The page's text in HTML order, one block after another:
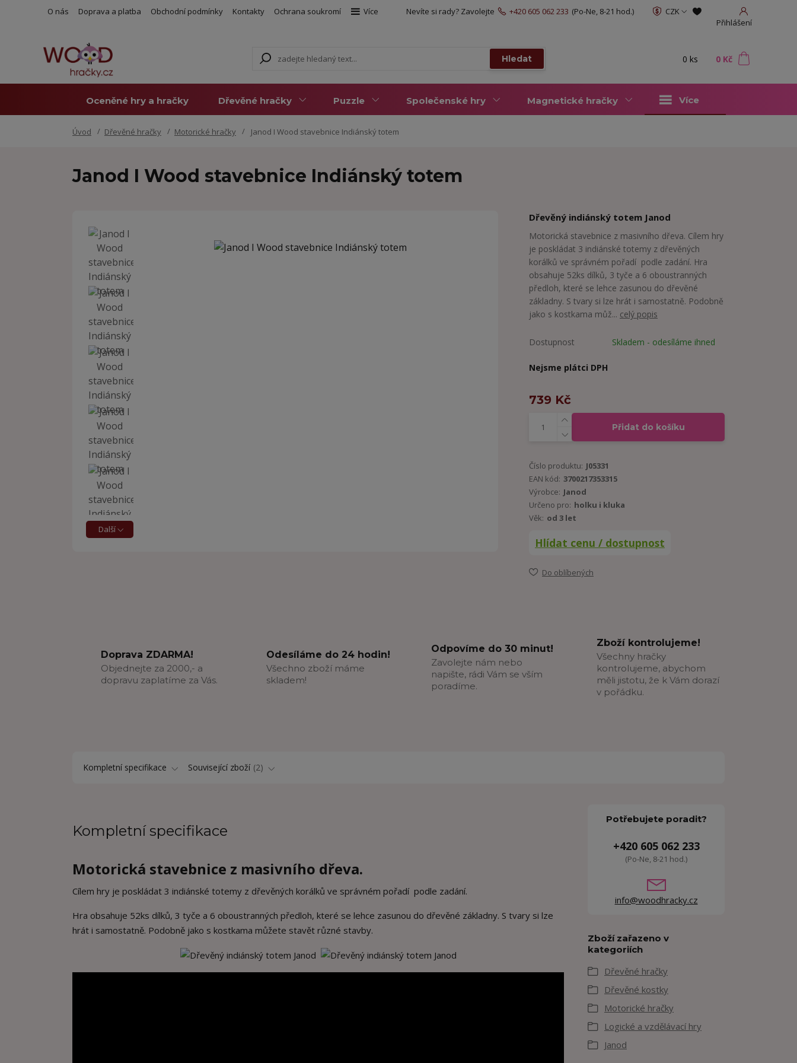
O nás Doprava a platba Obchodní podmínky Kontakty Ochrana soukromí Více
CZK
Přihlášení
Hledat
Nevíte si rady? Zavolejte +420 605 062 233 (Po-Ne, 8-21 hod.)
0 ks 0 Kč
Oceněné hry a hračky Dřevěné hračky Puzzle Společenské hry Magnetické hračky Více
Úvod Dřevěné hračky Motorické hračky Janod I Wood stavebnice Indiánský totem
Janod I Wood stavebnice Indiánský totem
Další
Dřevěný indiánský totem Janod
Motorická stavebnice z masivního dřeva. Cílem hry
je poskládat 3 indiánské totemy z dřevěných
korálků ve správném pořadí podle zadání. Hra
obsahuje 52ks dílků, 3 tyče a 6 oboustranných
předloh, které se lehce zasunou do dřevěné
základny. S tvary si lze hrát i samostatně. Podobně
jako s kostkama můž... celý popis
Dostupnost Skladem - odesíláme ihned
Nejsme plátci DPH
739 Kč
Přidat do košíku
Číslo produktu: J05331
EAN kód: 3700217353315
Výrobce: Janod
Určeno pro: holku i kluka
Věk: od 3 let
Hlídat cenu / dostupnost
Do oblíbených
Doprava ZDARMA!
Objednejte za 2000,- a
dopravu zaplatíme za Vás.
Odesíláme do 24 hodin!
Všechno zboží máme
skladem!
Odpovíme do 30 minut!
Zavolejte nám nebo
napište, rádi Vám se vším
poradíme.
Zboží kontrolujeme!
Všechny hračky
kontrolujeme, abychom
měli jistotu, že k Vám dorazí
v pořádku.
Kompletní specifikace Související zboží 2
Kompletní specifikace
Motorická stavebnice z masivního dřeva.
Cílem hry je poskládat 3 indiánské totemy z dřevěných korálků ve správném pořadí podle zadání.
Hra obsahuje 52ks dílků, 3 tyče a 6 oboustranných předloh, které se lehce zasunou do dřevěné základny. S tvary si lze
hrát i samostatně. Podobně jako s kostkama můžete stavět různé stavby.
Potřebujete poradit?
+420 605 062 233
(Po-Ne, 8-21 hod.)
info@woodhracky.cz
Zboží zařazeno v
kategoriích
Dřevěné hračky
Dřevěné kostky
Motorické hračky
Logické a vzdělávací hry
Janod